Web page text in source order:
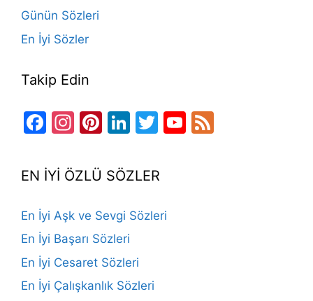
Günün Sözleri
En İyi Sözler
Takip Edin
Facebook
Instagram
Pinterest
LinkedIn
TwitterYouTube
EN İYİ ÖZLÜ SÖZLER
En İyi Aşk ve Sevgi Sözleri
En İyi Başarı Sözleri
En İyi Cesaret Sözleri
En İyi Çalışkanlık Sözleri